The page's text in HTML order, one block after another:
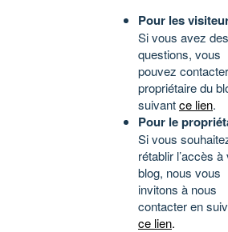
Pour les
Si vous avez des
questions, vous
pouvez
propriétaire du
suivantce lien.
Pour le
Si vous
rétablir l’accès à
blog, nous vous
invitons à nous
contacter en
ce lien.